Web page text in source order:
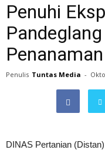
Penuhi
Penulis Tuntas Media -
DINAS Pertanian